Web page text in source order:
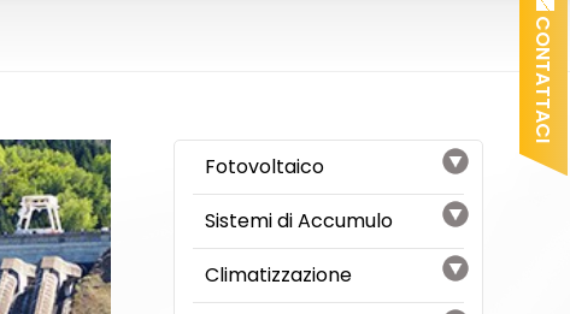
C
Fotovoltaico
Sistemi di Accumulo
Climatizzazione